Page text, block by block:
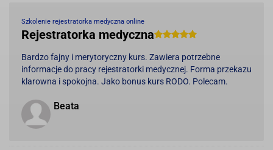
Szkolenie rejestratorka medyczna online
Rejestratorka medyczna
Bardzo fajny i merytoryczny kurs. Zawiera potrzebne
informacje do pracy rejestratorki medycznej. Forma przekazu
klarowna i spokojna. Jako bonus kurs RODO. Polecam.
Beata